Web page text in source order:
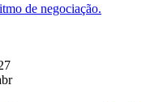
de negociação.